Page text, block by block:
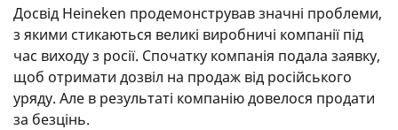
Досвід Heineken продемонстрував значні проблеми,
з якими стикаються великі виробничі компанії під
час виходу з росії. Спочатку компанія подала заявку,
щоб отримати дозвіл на продаж від російського
уряду. Але в результаті компанію довелося продати
за безцінь.